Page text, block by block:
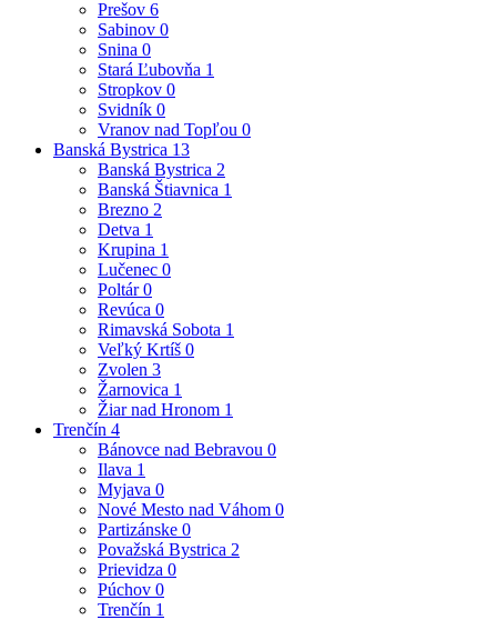
Prešov 6
Sabinov 0
Snina 0
Stará Ľubovňa 1
Stropkov 0
Svidník 0
Vranov nad Topľou 0
Banská Bystrica 13
Banská Bystrica 2
Banská Štiavnica 1
Brezno 2
Detva 1
Krupina 1
Lučenec 0
Poltár0
Revúca 0
Rimavská Sobota 1
Veľký Krtíš 0
Zvolen 3
Žarnovica 1
Žiar nad Hronom 1
Trenčín 4
Bánovce nad Bebravou 0
Ilava 1
Myjava 0
Nové Mesto nad Váhom 0
Partizánske 0
Považská Bystrica 2
Prievidza 0
Púchov 0
Trenčín 1